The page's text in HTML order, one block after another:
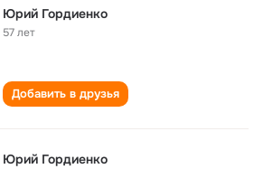
Юрий Гордиенко
57 лет
Добавить в друзья
Юрий Гордиенко